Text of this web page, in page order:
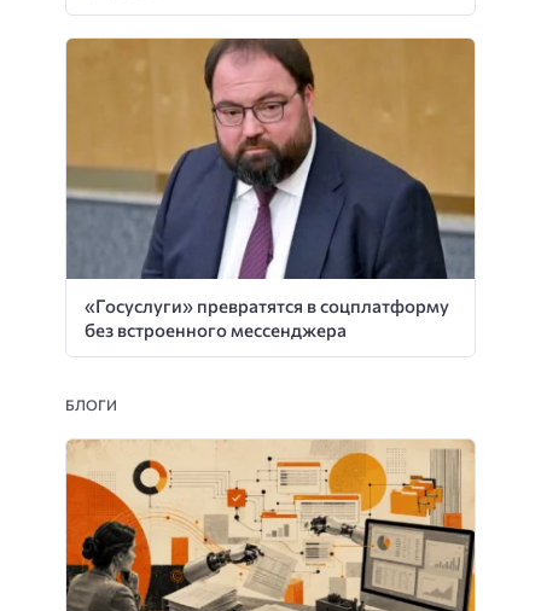
«Госуслуги» превратятся в соцплатформу
без встроенного мессенджера
БЛОГИ